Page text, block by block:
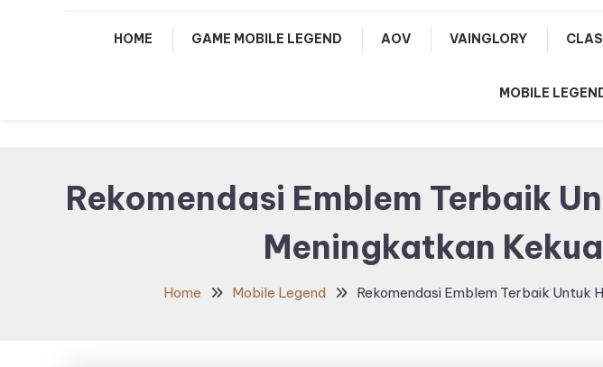
HOME GAME MOBILE LEGEND AOV VAINGLORY
MOBILE
Rekomendasi Emblem Terbaik
Meningkatkan
Home Mobile Legend Rekomendasi Emblem Terbaik Untuk